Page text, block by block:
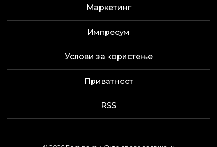
Маркетинг
Импресум
Услови за користење
Приватност
RSS